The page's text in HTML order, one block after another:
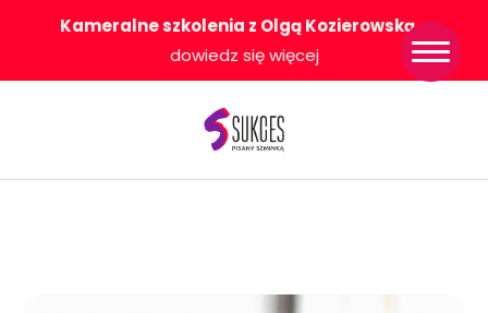
Kameralne szkolenia z Olgą Kozierowską-
dowiedz się więcej
Strona główna
Konkurs Sukces